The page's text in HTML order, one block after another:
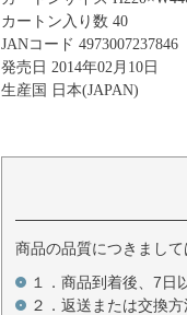
カートン入り数 40
JANコード 4973007237846
発売日 2014年02月10日
生産国 日本(JAPAN)
商品の品質につきまし
１．商品到着後、7日
２．返送または交換